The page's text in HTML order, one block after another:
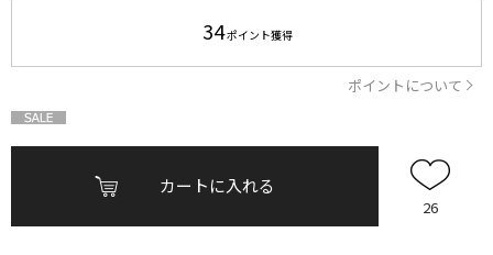
34ポイント獲得
ポイントについて
カートに入れる
26